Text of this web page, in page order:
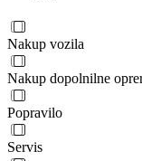
Nakup vozila
Nakup dopolnilne
Popravilo
Servis